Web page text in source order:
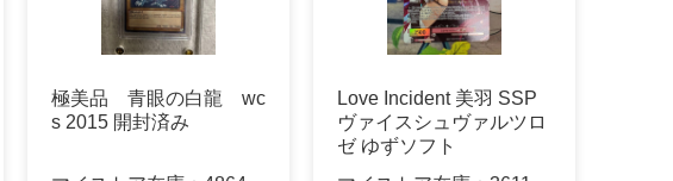
極美品 青眼の白龍 wc
s 2015 開封済み
Love Incident 美羽 SSP
ヴァイスシュヴァルツロ
ゼ ゆずソフト